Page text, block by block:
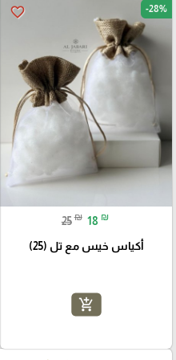
favorite_border -28%
25 ₪ 18 ₪
أكياس خيس مع تل (25)
add_shopping_cart